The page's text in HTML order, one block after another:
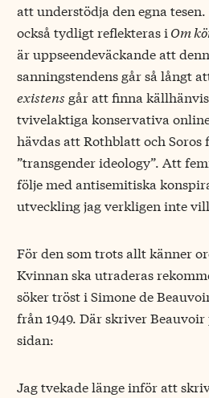
att understödja den egna
också tydligt reflekteras i Om
är uppseendeväckande att
sanningstendens går så långt
existens går att finna
tvivelaktiga konservativa
hävdas att Rothblatt och Soros
”transgender ideology”. Att
följe med antisemitiska
utveckling jag verkligen inte
För den som trots allt känner
Kvinnan ska utraderas
söker tröst i Simone de
från 1949. Där skriver
sidan:
Jag tvekade länge inför att